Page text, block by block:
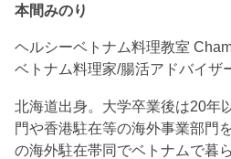
本間みのり
ヘルシーベトナム料理教室
ベトナム料理家/腸活アドバイザ
北海道出身。大学卒業後は20年
門や香港駐在等の海外事業部門
の海外駐在帯同でベトナムで暮